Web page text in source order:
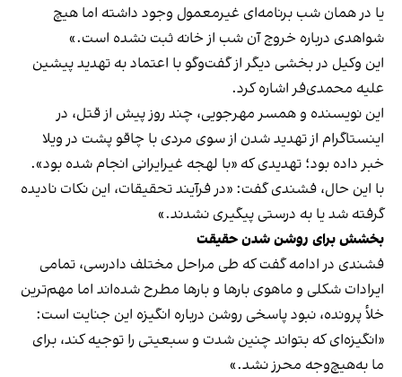
یا در همان شب برنامه‌ای غیرمعمول وجود داشته اما هیچ
شواهدی درباره خروج آن شب از خانه ثبت نشده است.»
این وکیل در بخشی دیگر از گفت‌وگو با اعتماد به تهدید پیشین
علیه محمدی‌فر اشاره کرد.
این نویسنده و همسر مهرجویی، چند روز پیش از قتل، در
اینستاگرام از تهدید شدن از سوی مردی با چاقو پشت در ویلا
خبر داده بود؛ تهدیدی که «با لهجه غیرایرانی انجام شده بود».
با این حال، فشندی گفت: «در فرآیند تحقیقات، این نکات نادیده
گرفته شد یا به‌ درستی پیگیری نشدند.»
بخشش برای روشن شدن حقیقت
فشندی در ادامه گفت که طی مراحل مختلف دادرسی، تمامی
ایرادات شکلی و ماهوی بارها و بارها مطرح شده‌اند اما مهم‌ترین
خلأ پرونده، نبود پاسخی روشن درباره انگیزه این جنایت است:
«انگیزه‌ای که بتواند چنین شدت و سبعیتی را توجیه کند، برای
ما به‌هیچ‌وجه محرز نشد.»